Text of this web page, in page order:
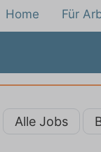
Home Für
Alle Jobs